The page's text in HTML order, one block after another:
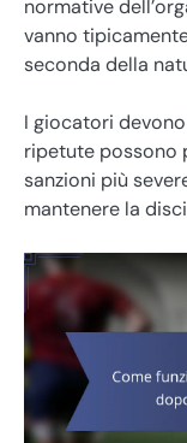
normative
vanno
seconda della
I giocatori
ripetute possono
sanzioni più
mantenere la